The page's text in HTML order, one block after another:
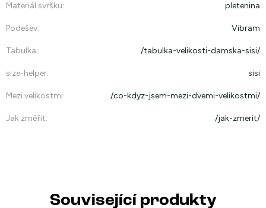
Materiál svršku: pletenina
Podešev: Vibram
Tabulka: /tabulka-velikosti-damska-sisi/
size-helper: sisi
Mezi velikostmi: /co-kdyz-jsem-mezi-dvemi-velikostmi/
Jak změřit: /jak-zmerit/
Související produkty